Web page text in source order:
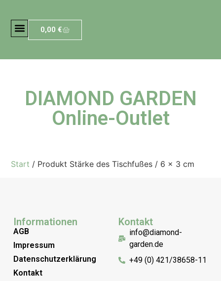
0,00€
DIAMOND GARDEN
Online-Outlet
Start / Produkt Stärke des Tischfußes / 6 x 3 cm
Informationen
AGB
Impressum
Datenschutzerklärung
Kontakt
Kontakt
info@diamond-
garden.de
+49 (0) 421/38658-11